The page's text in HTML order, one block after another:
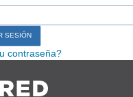
contraseña?